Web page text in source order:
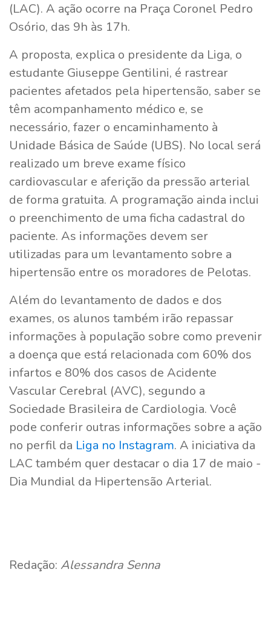
(LAC). A ação ocorre na Praça Coronel Pedro
Osório, das 9h às 17h.
A proposta, explica o presidente da Liga, o
estudante Giuseppe Gentilini, é rastrear
pacientes afetados pela hipertensão, saber se
têm acompanhamento médico e, se
necessário, fazer o encaminhamento à
Unidade Básica de Saúde (UBS). No local será
realizado um breve exame físico
cardiovascular e aferição da pressão arterial
de forma gratuita. A programação ainda inclui
o preenchimento de uma ficha cadastral do
paciente. As informações devem ser
utilizadas para um levantamento sobre a
hipertensão entre os moradores de Pelotas.
Além do levantamento de dados e dos
exames, os alunos também irão repassar
informações à população sobre como prevenir
a doença que está relacionada com 60% dos
infartos e 80% dos casos de Acidente
Vascular Cerebral (AVC), segundo a
Sociedade Brasileira de Cardiologia. Você
pode conferir outras informações sobre a ação
no perfil da Liga no Instagram. A iniciativa da
LAC também quer destacar o dia 17 de maio -
Dia Mundial da Hipertensão Arterial.
Redação: Alessandra Senna